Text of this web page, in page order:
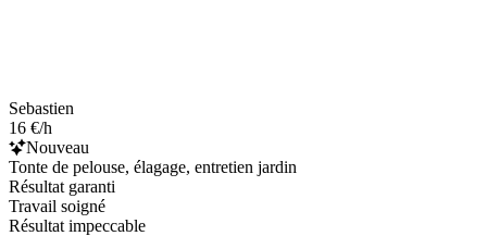
Sebastien
16 €/h
Nouveau
Tonte de pelouse, élagage, entretien jardin
Résultat garanti
Travail soigné
Résultat impeccable